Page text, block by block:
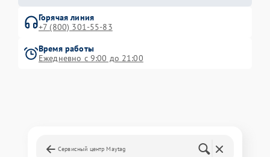
Горячая линия
+7 (800) 301-55-83
Время работы
Ежедневно с 9:00 до 21:00
Сервисный центр Maytag